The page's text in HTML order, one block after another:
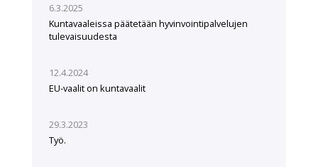
6.3.2025
Kuntavaaleissa päätetään hyvinvointipalvelujen
tulevaisuudesta
12.4.2024
EU-vaalit on kuntavaalit
29.3.2023
Työ.